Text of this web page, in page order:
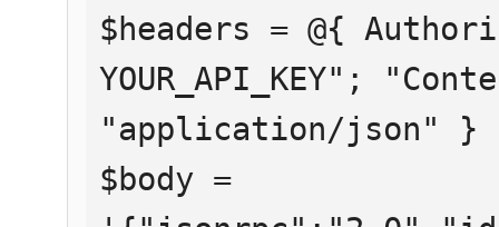
$headers = @{
YOUR_API_KEY";
"application/json" }
$body =